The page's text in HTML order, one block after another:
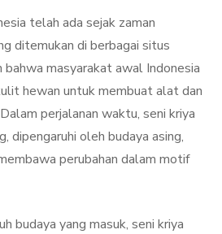
telah ada sejak zaman
ditemukan di berbagai situs
bahwa masyarakat awal Indonesia
hewan untuk membuat alat dan
perjalanan waktu, seni kriya
dipengaruhi oleh budaya asing,
perubahan dalam motif
budaya yang masuk, seni kriya